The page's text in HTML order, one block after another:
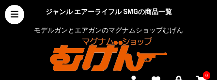
ジャンル エアーライフル SMGの商品一覧
モデルガンとエアガンのマグナムショップむげん
0